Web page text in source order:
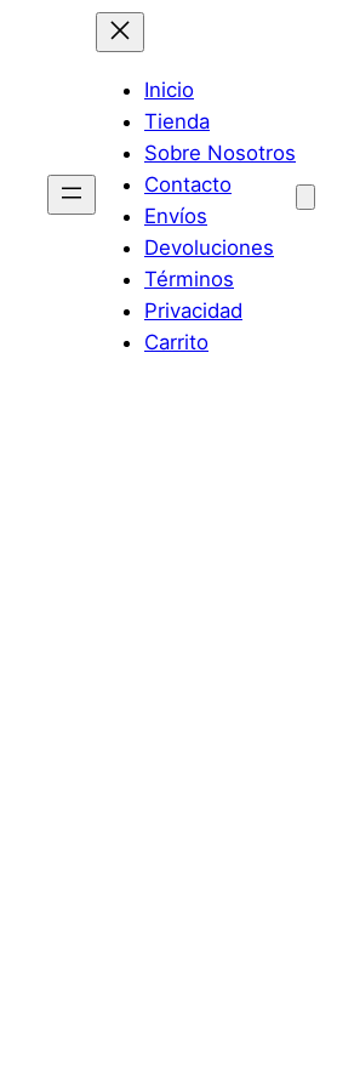
Inicio
Tienda
Sobre Nosotros
Contacto
Envíos
Devoluciones
Términos
Privacidad
Carrito